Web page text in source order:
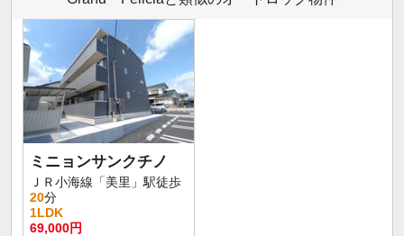
ミニョンサンクチノ
ＪＲ小海線「美里」駅徒歩
20分
1LDK
69,000円